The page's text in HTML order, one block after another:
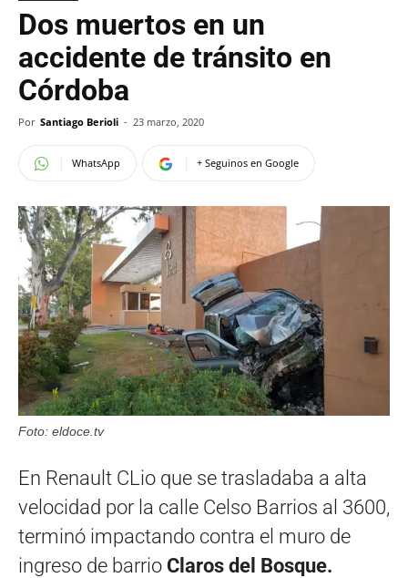
Dos muertos en un
accidente de tránsito en
Córdoba
Por Santiago Berioli - 23 marzo, 2020
WhatsApp + Seguinos en Google
Foto: eldoce.tv
En Renault CLio que se trasladaba a alta
velocidad por la calle Celso Barrios al 3600,
terminó impactando contra el muro de
ingreso de barrio Claros del Bosque.